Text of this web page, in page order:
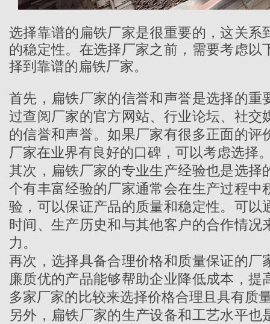
选择靠谱的扁铁厂家是很重要的，这关系
的稳定性。在选择厂家之前，需要考虑以
择到靠谱的扁铁厂家。
首先，扁铁厂家的信誉和声誉是选择的重
过查阅厂家的官方网站、行业论坛、社交
的信誉和声誉。如果厂家有很多正面的评
厂家在业界有良好的口碑，可以考虑选择
其次， 扁铁厂家的专业生产经验也是选择
个有丰富经验的厂家通常会在生产过程中
验，可以保证产品的质量和稳定性。可以
时间、生产历史和与其他客户的合作情况
力。
再次，选择具备合理价格和质量保证的厂
廉质优的产品能够帮助企业降低成本，提
多家厂家的比较来选择价格合理且具有质
另外， 扁铁厂家的生产设备和工艺水平也